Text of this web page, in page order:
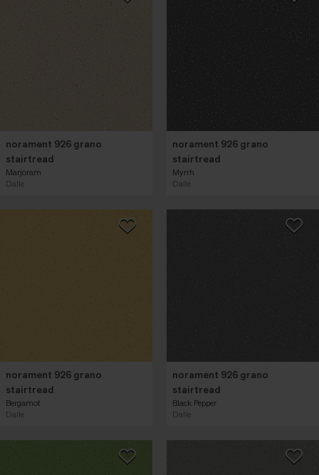
norament 926 grano
stairtread
Marjoram
Dalle
norament 926 grano
stairtread
Myrrh
Dalle
norament 926 grano
stairtread
Bergamot
Dalle
norament 926 grano
stairtread
Black Pepper
Dalle